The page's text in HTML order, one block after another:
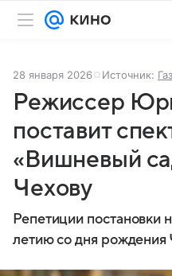
28 января 2026 Источник:
Режиссер
поставит
«Вишневый
Чехову
Репетиции постановки
летию со дня рождения